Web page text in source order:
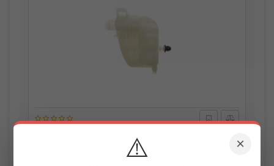
×
⚠️
Бачок розширювальний BMW X1 (F48)/X2 (F39) 14-